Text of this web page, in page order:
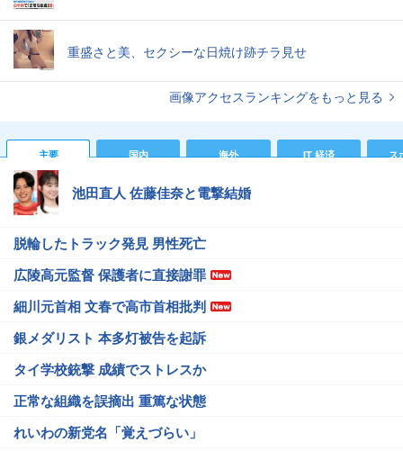
重盛さと美、セクシーな日焼け跡チラ見せ
画像アクセスランキングをもっと見る
主要 国内 海外 IT 経済 ス
池田直人 佐藤佳奈と電撃結婚
脱輪したトラック発見 男性死亡
広陵高元監督 保護者に直接謝罪
細川元首相 文春で高市首相批判
銀メダリスト 本多灯被告を起訴
タイ学校銃撃 成績でストレスか
正常な組織を誤摘出 重篤な状態
れいわの新党名「覚えづらい」